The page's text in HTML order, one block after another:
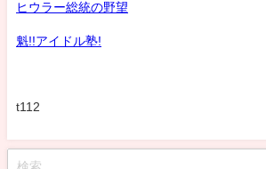
ヒウラー総統の野望
魁!!アイドル塾!
t112